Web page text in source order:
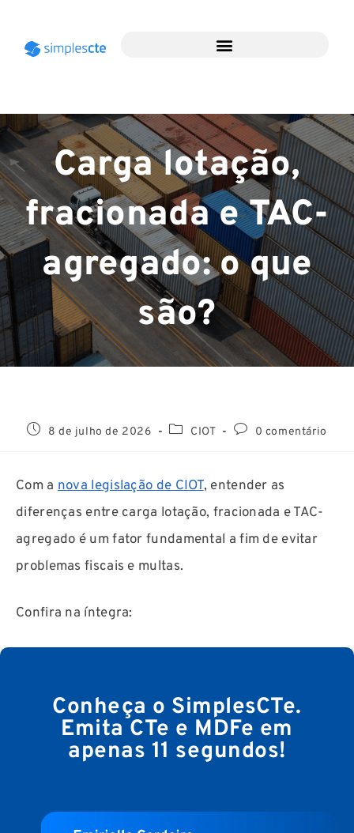
Carga lotação,
fracionada e TAC-
agregado: o que
são?
8 de julho de 2026 CIOT 0 comentário
Com anova legislação de CIOT, entender as
diferenças entre carga lotação, fracionada e TAC-
agregado é um fator fundamental a fim de evitar
problemas fiscais e multas.
Confira na íntegra:
Conheça o SimplesCTe.
Emita CTe e MDFe em
apenas 11 segundos!